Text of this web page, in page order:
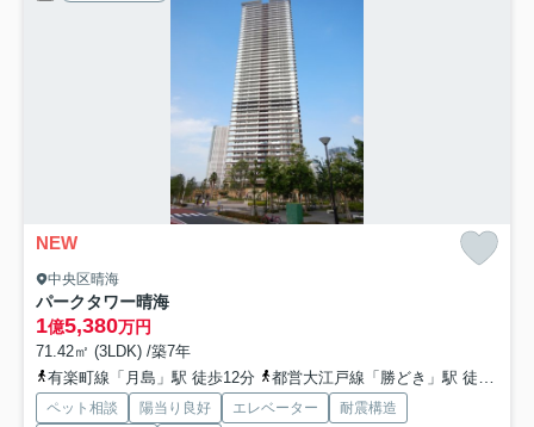
NEW
中央区晴海
パークタワー晴海
1億5,380万円
71.42㎡ (3LDK) /築7年
有楽町線「月島」駅 徒歩12分
都営大江戸線「勝どき」駅 徒歩15分
ペット相談 陽当り良好 エレベーター
耐震構造